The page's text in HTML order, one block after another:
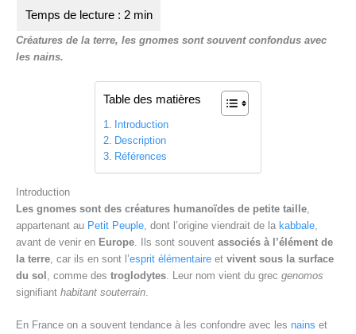
e
Créatures de la terre, les gnomes sont souvent confondus avec
les nains.
Table des matières
Introduction
Description
Références
Introduction
Les gnomes sont des créatures humanoïdes de petite taille
appartenant au Petit Peuple , dont l’origine viendrait de la kabbale
avant de venir en Europe . Ils sont souvent associés à l’élément de
la terre , car ils en sont l’esprit élémentaire et vivent sous la surface
du sol
, comme des troglodytes . Leur nom vient du grec genomos
signifiant habitant souterrain
En France on a souvent tendance à les confondre avec les nains et